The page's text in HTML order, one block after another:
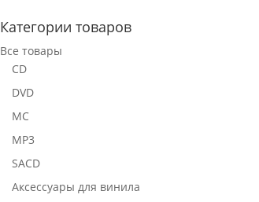
Категории товаров
Все товары
CD
DVD
MC
MP3
SACD
Аксессуары для винила